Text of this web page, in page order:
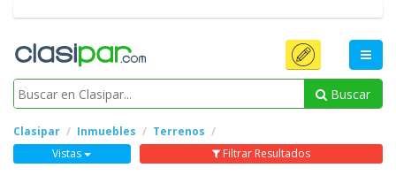
Buscar
Clasipar Inmuebles
Terrenos
Vistas
Filtrar Resultados